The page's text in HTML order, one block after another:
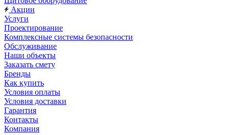
Акции
Услуги
Проектирование
Комплексные системы безопасности
Обслуживание
Наши объекты
Заказать смету
Бренды
Как купить
Условия оплаты
Условия доставки
Гарантия
Контакты
Компания